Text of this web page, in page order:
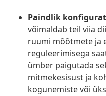
Paindlik
võimaldab teil viia
ruumi mõõtmete ja
reguleerimisega
ümber paigutada
mitmekesisust ja
kogunemiste või